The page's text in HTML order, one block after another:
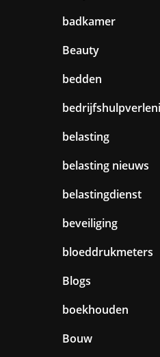
badkamer
Beauty
bedden
belasting
belasting nieuws
belastingdienst
beveiliging
bloeddrukmeters
Blogs
boekhouden
Bouw